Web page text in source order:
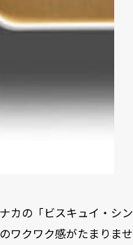
カの「ビスキュイ・シン
ワクワク感がたまりませ